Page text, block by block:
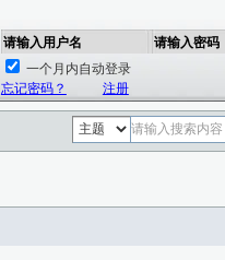
请输入用户名
请输入密码
一个月内自动登录
忘记密码？
注册